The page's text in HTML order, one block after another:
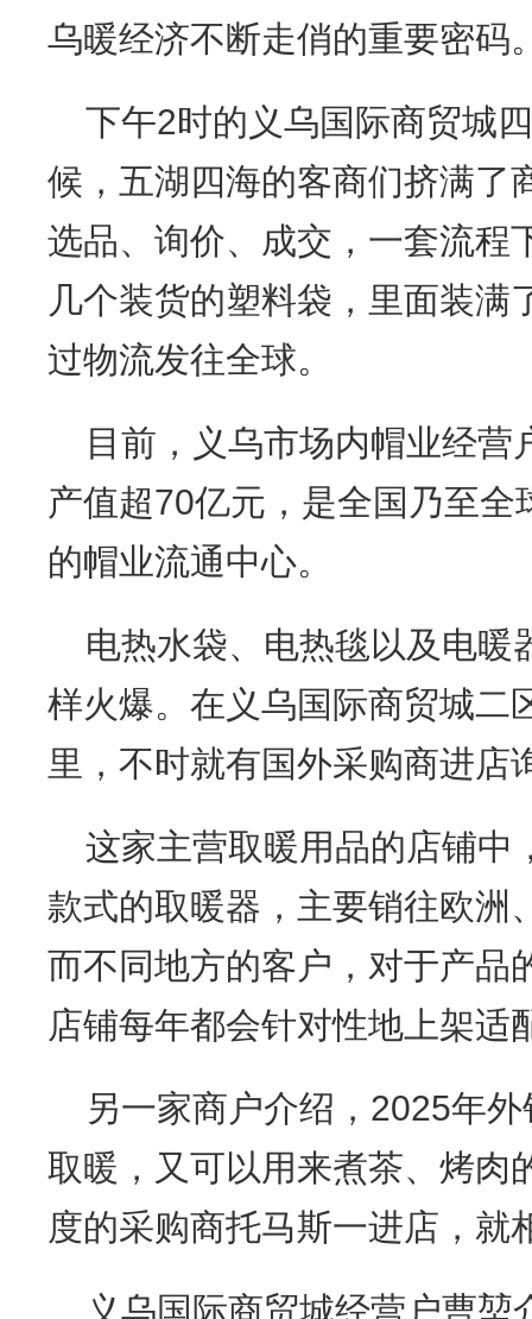
乌暖经济不断走俏的重要密码
下午2时的义乌国际商贸城
候，五湖四海的客商们挤满了
选品、询价、成交，一套流程
几个装货的塑料袋，里面装满
过物流发往全球。
目前，义乌市场内帽业经
产值超70亿元，是全国乃至
的帽业流通中心。
电热水袋、电热毯以及电暖
样火爆。在义乌国际商贸城二
里，不时就有国外采购商进店
这家主营取暖用品的店铺中
款式的取暖器，主要销往欧洲
而不同地方的客户，对于产品
店铺每年都会针对性地上架适
另一家商户介绍，2025年
取暖，又可以用来煮茶、烤肉
度的采购商托马斯一进店，就
义乌国际商贸城经营户曹